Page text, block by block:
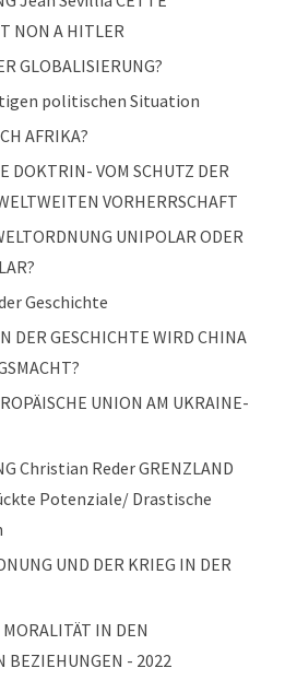
NON A HITLER
GLOBALISIERUNG?
politischen Situation
AFRIKA?
DOKTRIN- VOM SCHUTZ DER
VORHERRSCHAFT
UNIPOLAR ODER
Geschichte
DER GESCHICHTE WIRD CHINA
UNION AM UKRAINE-
Christian Reder GRENZLAND
Potenziale/ Drastische
UND DER KRIEG IN DER
IN DEN
BEZIEHUNGEN - 2022